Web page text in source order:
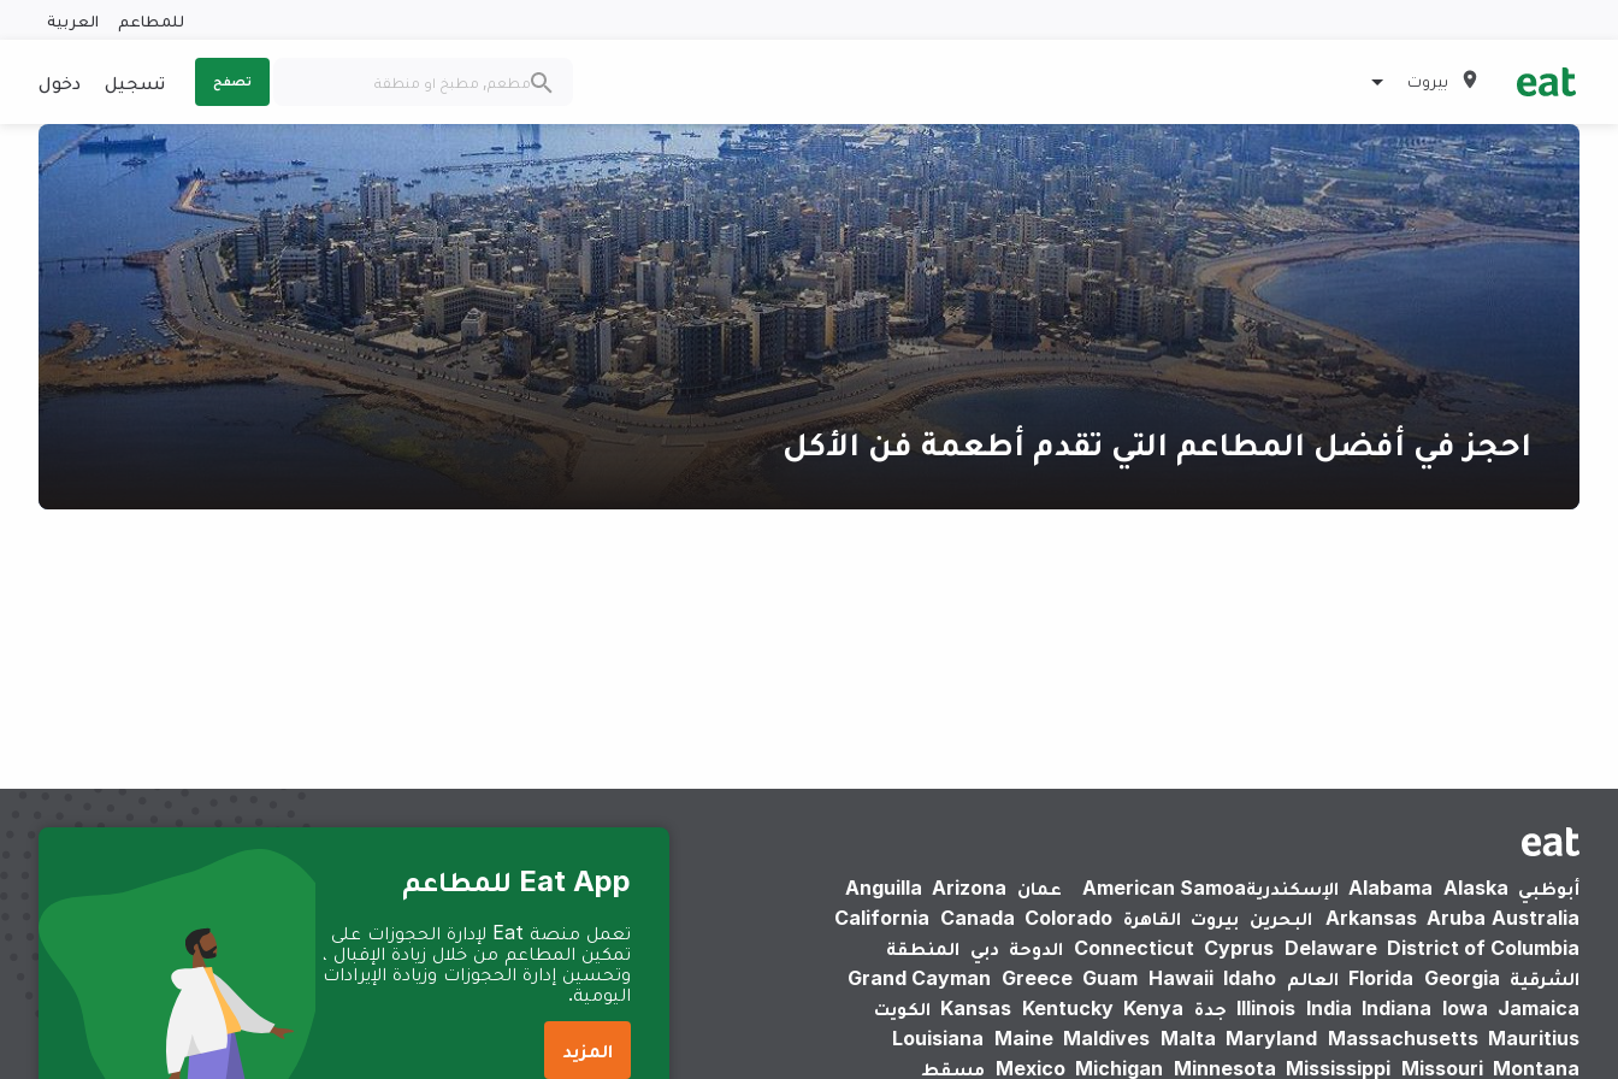
للمطاعم العربية
بيروت تصفح تسجيل دخول
احجز في أفضل المطاعم التي تقدم أطعمة فن الأكل
أبوظبي Alabama Alaska الإسكندرية‎American Samoa عمان Anguilla Arizona
Arkansas Aruba Australia البحرين بيروت القاهرة California Canada Colorado
Connecticut Cyprus Delaware District of Columbia الدوحة دبي المنطقة
الشرقية
Florida Georgia العالم Grand Cayman Greece Guam Hawaii Idaho
Illinois India Indiana Iowa Jamaica جدة Kansas Kentucky Kenya
الكويت
Louisiana Maine Maldives Malta Maryland Massachusetts Mauritius
Mexico Michigan Minnesota Mississippi Missouri Montana مسقط
Eat App للمطاعم
تعمل منصة Eat لإدارة الحجوزات على
تمكين المطاعم من خلال زيادة الإقبال ،
وتحسين إدارة الحجوزات وزيادة الإيرادات
اليومية.
المزيد